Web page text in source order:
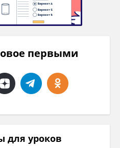
первыми
для уроков